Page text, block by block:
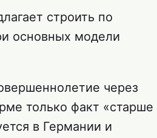
строить по
основных модели
через
только факт «старше
в Германии и